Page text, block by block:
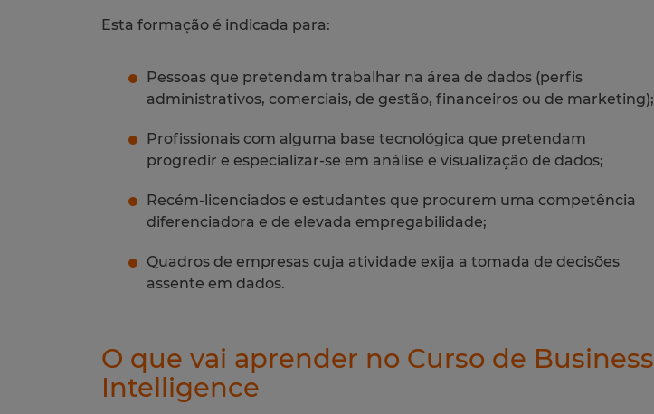
Esta formação é indicada para:
Pessoas que pretendam trabalhar na área de dados (perfis
administrativos, comerciais, de gestão, financeiros ou de marketing);
Profissionais com alguma base tecnológica que pretendam
progredir e especializar-se em análise e visualização de dados;
Recém-licenciados e estudantes que procurem uma competência
diferenciadora e de elevada empregabilidade;
Quadros de empresas cuja atividade exija a tomada de decisões
assente em dados.
O que vai aprender no Curso de Business
Intelligence